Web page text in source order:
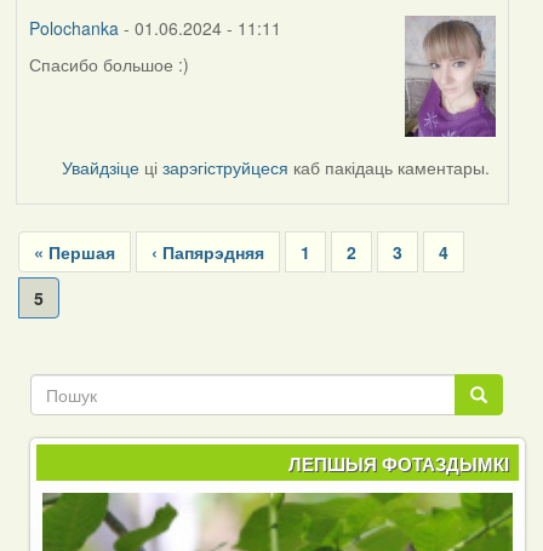
Polochanka - 01.06.2024 - 11:11
Спасибо большое :)
Увайдзіце цізарэгіструйцеся каб пакідаць каментары.
Pagination
First
page
« Першая
Previous
page
‹ Папярэдняя Page
1 Page
2 Page
3 Page
4
Current
page
5
Пошук
Пошук
ЛЕПШЫЯ ФОТАЗДЫМКІ